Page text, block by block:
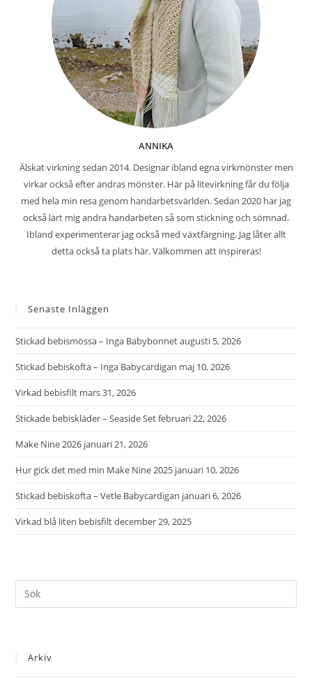
ANNIKA
Älskat virkning sedan 2014. Designar ibland egna virkmönster men
virkar också efter andras mönster. Här på litevirkning får du följa
med hela min resa genom handarbetsvärlden. Sedan 2020 har jag
också lärt mig andra handarbeten så som stickning och sömnad.
Ibland experimenterar jag också med växtfärgning. Jag låter allt
detta också ta plats här. Välkommen att inspireras!
Senaste Inläggen
Stickad bebismössa – Inga Babybonnetaugusti 5, 2026
Stickad bebiskofta – Inga Babycardigan maj 10, 2026
Virkad bebisfilt mars 31, 2026
Stickade bebiskläder – Seaside Setfebruari 22, 2026
Make Nine 2026 januari 21, 2026
Hur gick det med min Make Nine 2025 januari 10, 2026
Stickad bebiskofta – Vetle Babycardigan januari 6, 2026
Virkad blå liten bebisfiltdecember 29, 2025
Arkiv